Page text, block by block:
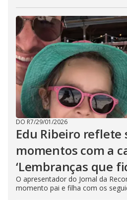
DO R7/29/01/2026
Edu Ribeiro reflete
momentos com a
‘Lembranças que
O apresentador do Jornal da
momento pai e filha com os